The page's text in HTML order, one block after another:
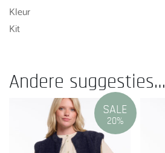
Kleur
Kit
Andere suggesties…
SALE
20%